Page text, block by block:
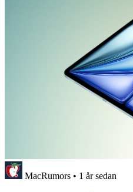
MacRumors • 1 år sedan